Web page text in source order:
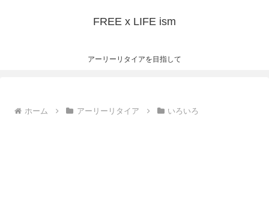
FREE x LIFE ism
アーリーリタイアを目指して
ホーム アーリーリタイア いろいろ